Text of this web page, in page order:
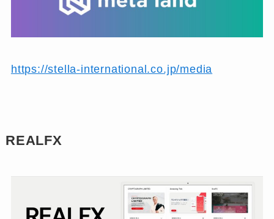
https://stella-international.co.jp/media
REALFX